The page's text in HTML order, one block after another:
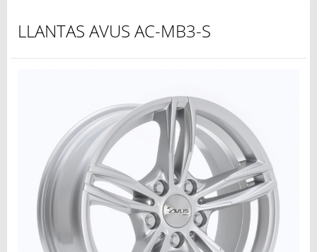
LLANTAS AVUS AC-MB3-S